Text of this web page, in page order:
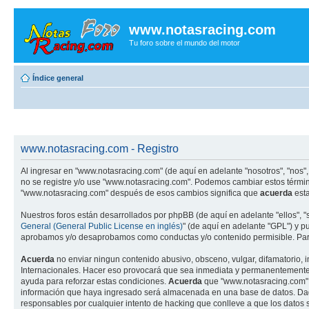
www.notasracing.com
Tu foro sobre el mundo del motor
Índice general
www.notasracing.com - Registro
Al ingresar en "www.notasracing.com" (de aquí en adelante "nosotros",
no se registre y/o use "www.notasracing.com". Podemos cambiar estos
"www.notasracing.com" después de esos cambios significa que acuerda
Nuestros foros están desarrollados por phpBB (de aquí en adelante "ellos",
General (General Public License en inglés)" (de aquí en adelante "GPL") y
aprobamos y/o desaprobamos como conductas y/o contenido permisible.
Acuerda no enviar ningun contenido abusivo, obsceno, vulgar,
Internacionales. Hacer eso provocará que sea inmediata y
ayuda para reforzar estas condiciones. Acuerda que
información que haya ingresado será almacenada en una base de datos.
responsables por cualquier intento de hacking que conlleve a que los datos